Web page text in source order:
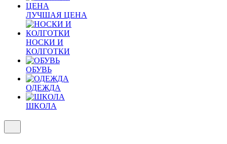
ЛУЧШАЯ ЦЕНА
НОСКИ И
КОЛГОТКИ
ОБУВЬ
ОДЕЖДА
ШКОЛА